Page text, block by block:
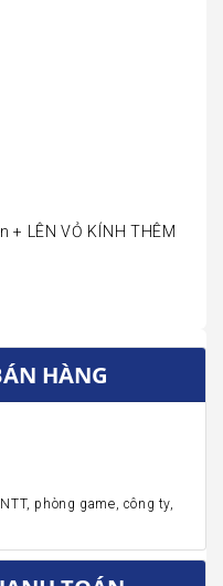
LÊN VỎ KÍNH THÊM
HÀNG
phòng game, công ty,